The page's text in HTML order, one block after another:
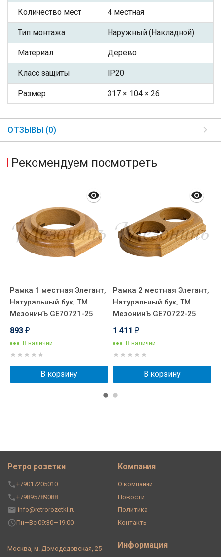
Количество мест 4 местная
Тип монтажа Наружный (Накладной)
Материал Дерево
Класс защиты IP20
Размер 317 × 104 × 26
ОТЗЫВЫ (0)
Рекомендуем посмотреть
Рамка 1 местная Элегант,
Натуральный бук, ТМ
МезонинЪ GE70721-25
893 ₽
В наличии
В корзину
Рамка 2 местная Элегант,
Натуральный бук, ТМ
МезонинЪ GE70722-25
1 411 ₽
В наличии
В корзину
Ретро розетки
+79017205010
+79895789088
info@retrorozetki.ru
Пн—Вс 09:30—19:00
Москва, м. Домодедовская, 25
Компания
О компании
Новости
Политика
Контакты
Информация